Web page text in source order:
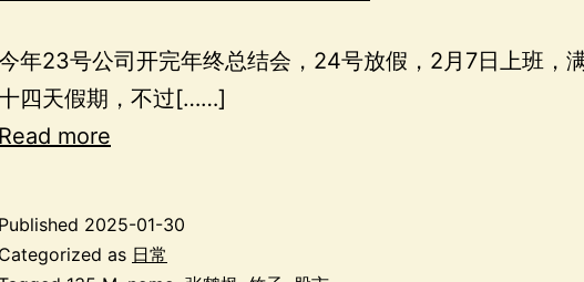
年23号公司开完年终总结会，24号放假，2月7日上班，
四天假期，不过[……]
Read more
Published 2025-01-30
Categorized as 日常